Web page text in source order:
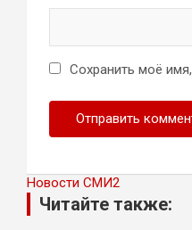
Сохранить моё
Новости СМИ2
Читайте также: